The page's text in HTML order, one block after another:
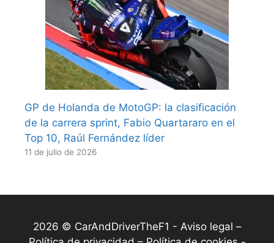
GP de Holanda de MotoGP: la clasificación
de la carrera sprint, Fabio Quartararo en el
Top 10, Raúl Fernández líder
11 de julio de 2026
2026 © CarAndDriverTheF1 - Aviso legal –